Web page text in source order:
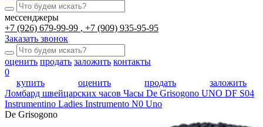
мессенджеры
+7 (926) 679-99-99
+7 (909) 935-95-95
Заказать звонок
оценить продать заложить контакты
0
купить
оценить продать
заложить
Ломбард швейцарских часов Часы De Grisogono UNO DF S04
Instrumentino Ladies Instrumento N0 Uno
De Grisogono